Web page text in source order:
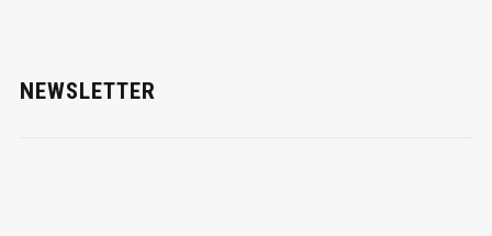
NEWSLETTER